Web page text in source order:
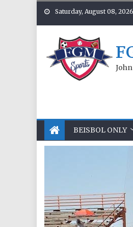
Saturday, August 08, 2026
John
BEISBOL ONLY